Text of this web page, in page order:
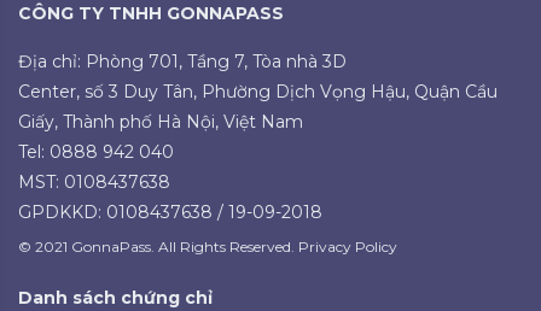
CÔNG TY TNHH GONNAPASS
Địa chỉ: Phòng 701, Tầng 7, Tòa nhà 3D
Center, số 3 Duy Tân, Phường Dịch Vọng Hậu, Quận Cầu
Giấy, Thành phố Hà Nội, Việt Nam
Tel: 0888 942 040
MST: 0108437638
GPDKKD: 0108437638 / 19-09-2018
© 2021 GonnaPass. All Rights Reserved. Privacy Policy
Danh sách chứng chỉ